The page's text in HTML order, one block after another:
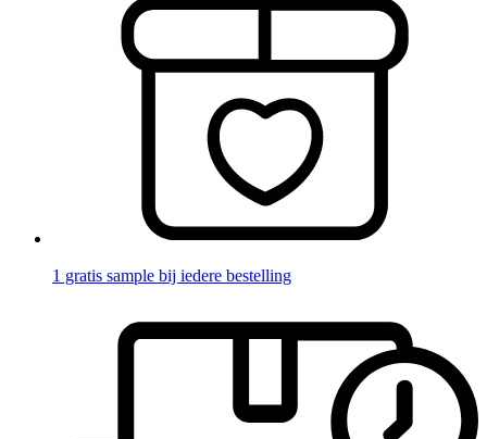
1 gratis sample bij iedere bestelling